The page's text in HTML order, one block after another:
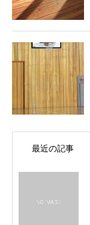
最近の記事